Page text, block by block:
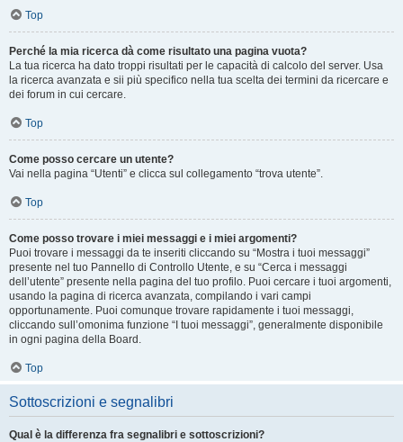
Top
Perché la mia ricerca dà come risultato una pagina vuota?
La tua ricerca ha dato troppi risultati per le capacità di calcolo del server. Usa
la ricerca avanzata e sii più specifico nella tua scelta dei termini da ricercare e
dei forum in cui cercare.
Top
Come posso cercare un utente?
Vai nella pagina “Utenti” e clicca sul collegamento “trova utente”.
Top
Come posso trovare i miei messaggi e i miei argomenti?
Puoi trovare i messaggi da te inseriti cliccando su “Mostra i tuoi messaggi”
presente nel tuo Pannello di Controllo Utente, e su “Cerca i messaggi
dell’utente” presente nella pagina del tuo profilo. Puoi cercare i tuoi argomenti,
usando la pagina di ricerca avanzata, compilando i vari campi
opportunamente. Puoi comunque trovare rapidamente i tuoi messaggi,
cliccando sull’omonima funzione “I tuoi messaggi”, generalmente disponibile
in ogni pagina della Board.
Top
Sottoscrizioni e segnalibri
Qual è la differenza fra segnalibri e sottoscrizioni?